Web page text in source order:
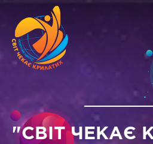
"СВІТ ЧЕКАЄ